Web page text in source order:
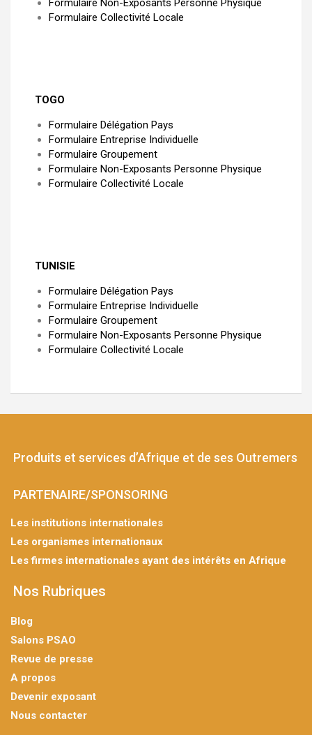
Formulaire Non-Exposants Personne Physique
Formulaire Collectivité Locale
TOGO
Formulaire Délégation Pays
Formulaire Entreprise Individuelle
Formulaire Groupement
Formulaire Non-Exposants Personne Physique
Formulaire Collectivité Locale
TUNISIE
Formulaire Délégation Pays
Formulaire Entreprise Individuelle
Formulaire Groupement
Formulaire Non-Exposants Personne Physique
Formulaire Collectivité Locale
Produits et services d’Afrique et de ses Outremers
PARTENAIRE/SPONSORING
Les institutions internationales
Les organismes internationaux
Les firmes internationales ayant des intérêts en Afrique
Nos Rubriques
Blog
Salons PSAO
Revue de presse
A propos
Devenir exposant
Nous contacter